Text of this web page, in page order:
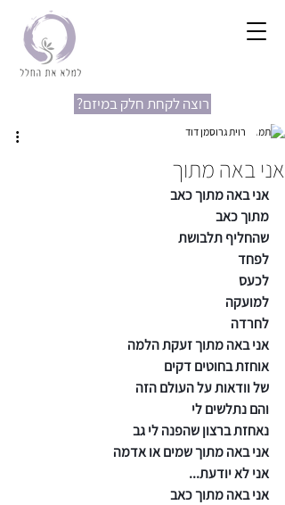
?רוצה לקחת חלק במיזם
אני באה מתוך
רוית גרוסמן דוד
אני באה מתוך כאב
מתוך כאב
שהחליף תלבושת
לפחד
לכעס
למועקה
לחרדה
אני באה מתוך זעקת הלמה
אוחזת בחוטים דקים
של וודאות על העולם הזה
והם נתלשים לי
נאחזת ברצון שהפנה לי גב
אני באה מתוך שמים או אדמה
אני לא יודעת...
אני באה מתוך כאב